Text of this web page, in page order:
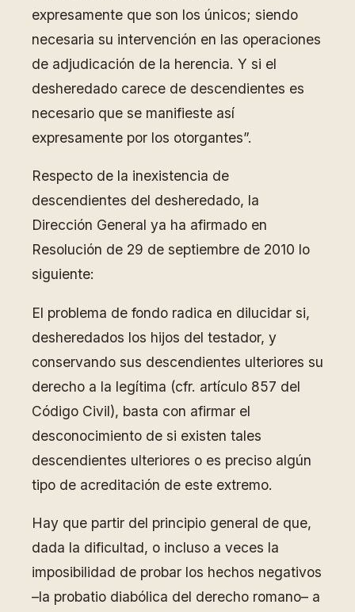
expresamente que son los únicos; siendo
necesaria su intervención en las operaciones
de adjudicación de la herencia. Y si el
desheredado carece de descendientes es
necesario que se manifieste así
expresamente por los otorgantes”.
Respecto de la inexistencia de
descendientes del desheredado, la
Dirección General ya ha afirmado en
Resolución de 29 de septiembre de 2010 lo
siguiente:
El problema de fondo radica en dilucidar si,
desheredados los hijos del testador, y
conservando sus descendientes ulteriores su
derecho a la legítima (cfr. artículo 857 del
Código Civil), basta con afirmar el
desconocimiento de si existen tales
descendientes ulteriores o es preciso algún
tipo de acreditación de este extremo.
Hay que partir del principio general de que,
dada la dificultad, o incluso a veces la
imposibilidad de probar los hechos negativos
–la probatio diabólica del derecho romano– a